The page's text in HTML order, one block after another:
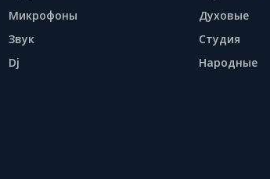
Микрофоны
Звук
Dj
Духовые
Студия
Народные